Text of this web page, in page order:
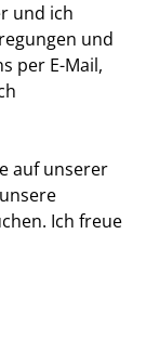
und ich
und
per E-Mail,
auf unserer
Ich freue